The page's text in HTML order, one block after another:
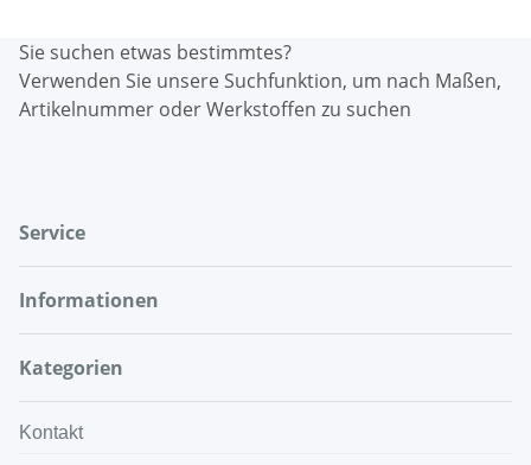
Sie suchen etwas bestimmtes?
Verwenden Sie unsere Suchfunktion, um nach Maßen,
Artikelnummer oder Werkstoffen zu suchen
Service
Informationen
Kategorien
Kontakt